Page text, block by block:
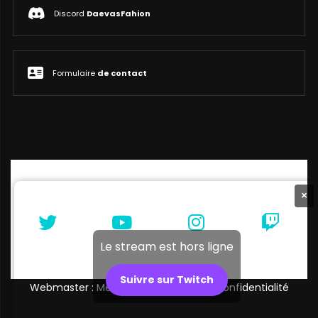
Discord DaevasFahion
Formulaire de contact
×
Le stream est hors ligne
Suivre sur Twitch
Webmaster : Melibellule | Politique de confidentialité